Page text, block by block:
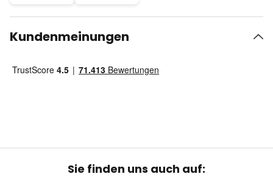
Kundenmeinungen
Sie finden uns auch auf: